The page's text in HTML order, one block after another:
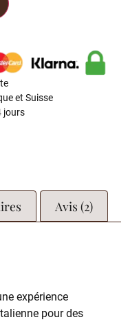
et Suisse
jours
Avis (2)
expérience
pour des